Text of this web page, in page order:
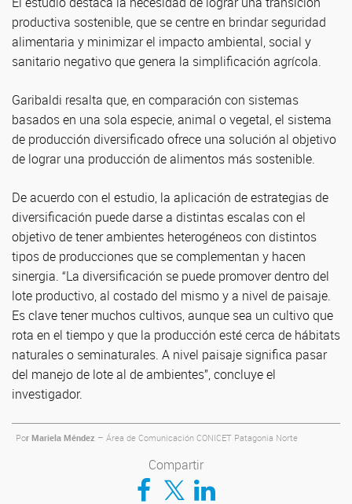
productiva sostenible, que se centre en brindar seguridad
alimentaria y minimizar el impacto ambiental, social y
sanitario negativo que genera la simplificación agrícola.
Garibaldi resalta que, en comparación con sistemas
basados en una sola especie, animal o vegetal, el sistema
de producción diversificado ofrece una solución al objetivo
de lograr una producción de alimentos más sostenible.
De acuerdo con el estudio, la aplicación de estrategias de
diversificación puede darse a distintas escalas con el
objetivo de tener ambientes heterogéneos con distintos
tipos de producciones que se complementan y hacen
sinergia. “La diversificación se puede promover dentro del
lote productivo, al costado del mismo y a nivel de paisaje.
Es clave tener muchos cultivos, aunque sea un cultivo que
rota en el tiempo y que la producción esté cerca de hábitats
naturales o seminaturales. A nivel paisaje significa pasar
del manejo de lote al de ambientes”, concluye el
investigador.
Por Mariela Méndez – Área de Comunicación CONICET Patagonia Norte
Compartir
Compartir en Facebook
Compartir en TwitterCompartir en LinkedIn